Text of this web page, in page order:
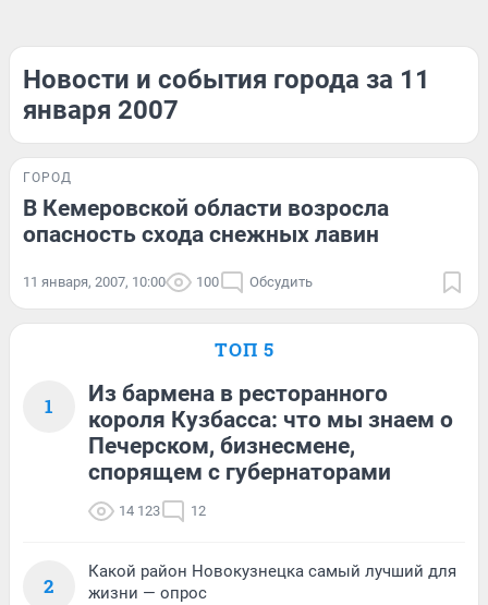
Новости и события города за 11
января 2007
ГОРОД
В Кемеровской области возросла
опасность схода снежных лавин
11 января, 2007, 10:00 100 Обсудить
ТОП 5
1
Из бармена в ресторанного
короля Кузбасса: что мы знаем о
Печерском, бизнесмене,
спорящем с губернаторами
14 123 12
2
Какой район Новокузнецка самый лучший для
жизни — опрос